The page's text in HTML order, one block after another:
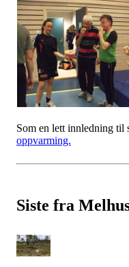
Som en lett innledning til
oppvarming.
Siste fra